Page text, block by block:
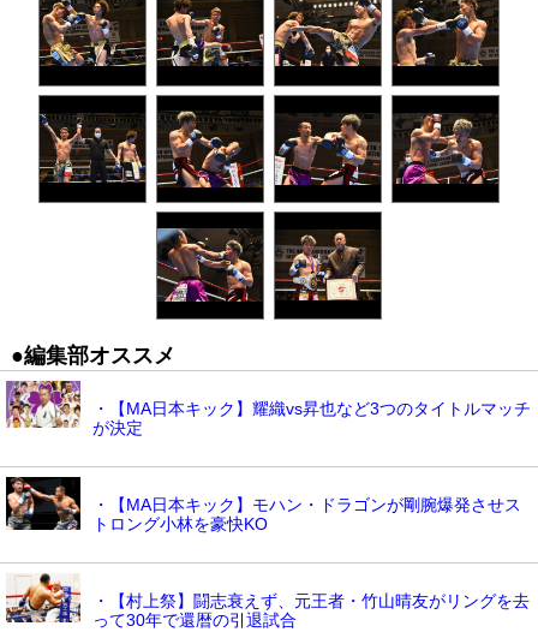
●編集部オススメ
・【MA日本キック】耀織vs昇也など3つのタイトルマッチ
が決定
・【MA日本キック】モハン・ドラゴンが剛腕爆発させス
トロング小林を豪快KO
・【村上祭】闘志衰えず、元王者・竹山晴友がリングを去
って30年で還暦の引退試合